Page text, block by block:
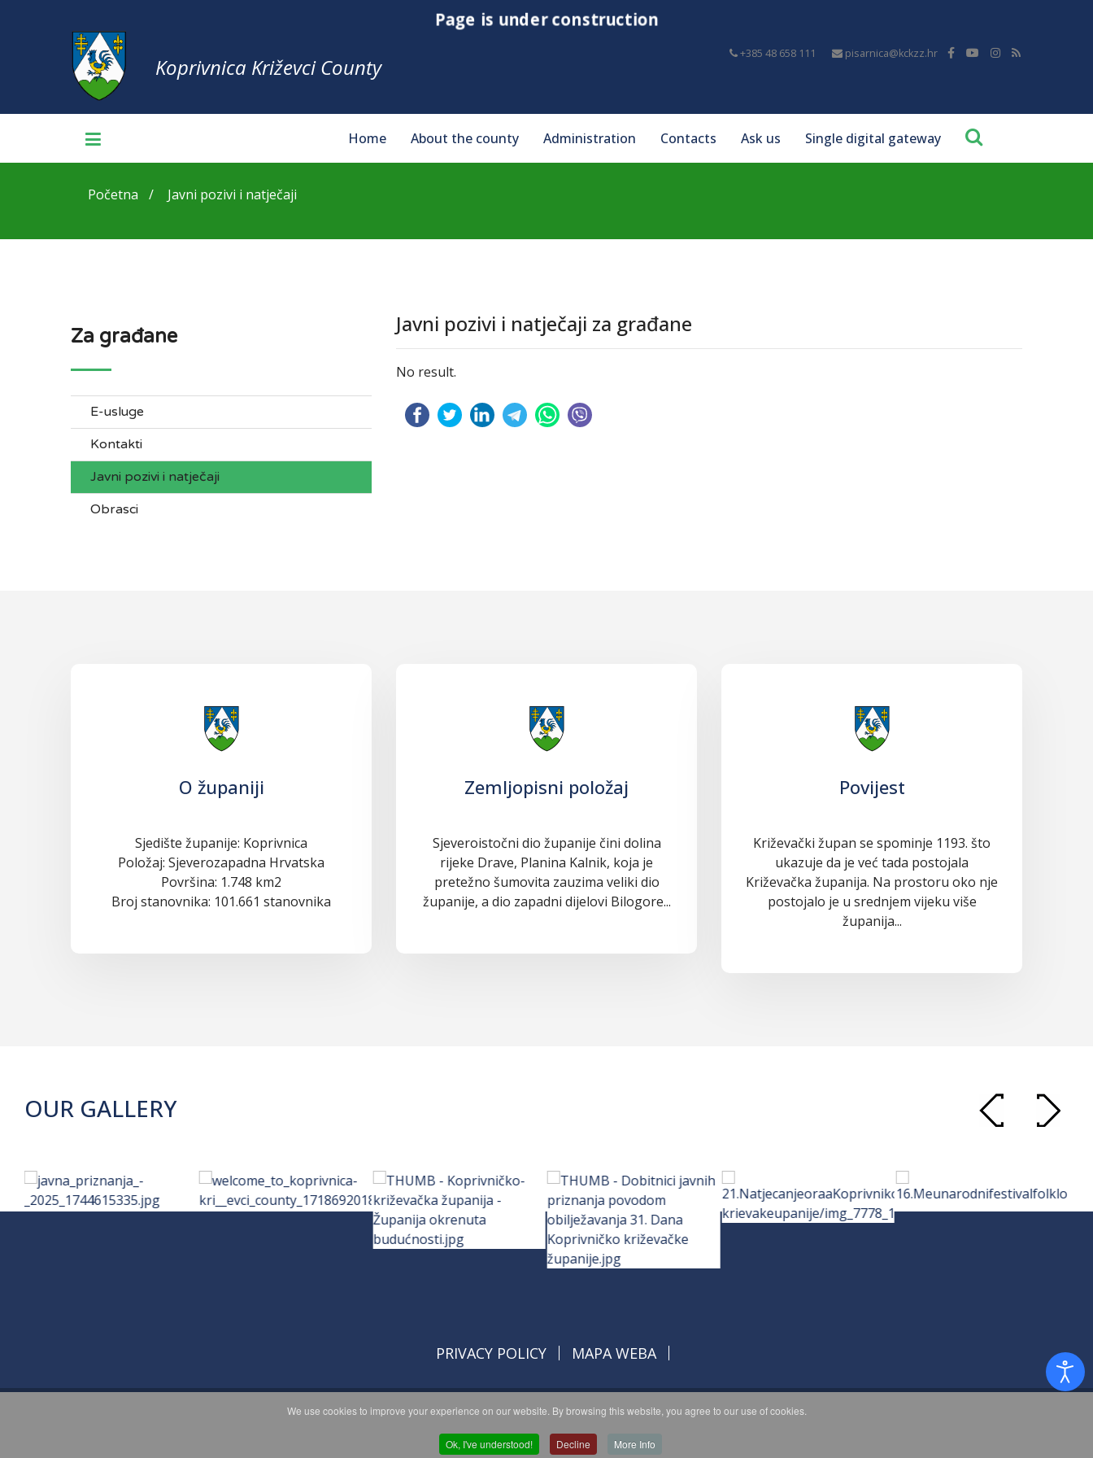
Page is under construction
+385 48 658 111 pisarnica@kckzz.hr
Koprivnica Križevci County
Home About the county Administration Contacts Ask us Single digital gateway
Početna Javni pozivi i natječaji
Za građane
E-usluge
Kontakti
Javni pozivi i natječaji
Obrasci
Javni pozivi i natječaji za građane
No result.
O županiji
Sjedište županije: Koprivnica
Položaj: Sjeverozapadna Hrvatska
Površina: 1.748 km2
Broj stanovnika: 101.661 stanovnika
Zemljopisni položaj
Sjeveroistočni dio županije čini dolina
rijeke Drave, Planina Kalnik, koja je
pretežno šumovita zauzima veliki dio
županije, a dio zapadni dijelovi Bilogore...
Povijest
Križevački župan se spominje 1193. što
ukazuje da je već tada postojala
Križevačka županija. Na prostoru oko nje
postojalo je u srednjem vijeku više
županija...
OUR GALLERY
PRIVACY POLICY MAPA WEBA
Copyright © 2026 Koprivničko - križevačka županija. All Rights Reserved.
© 2018 Your Company. Designed By
JoomShaper
We use cookies to improve your experience on our website. By browsing this website, you agree to our use of cookies.
Ok, I've understood! Decline More Info